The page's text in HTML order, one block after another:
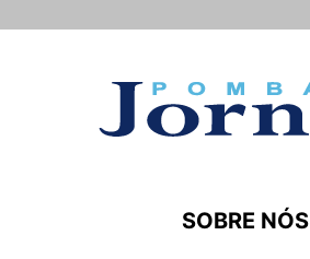
SOBRE NÓS